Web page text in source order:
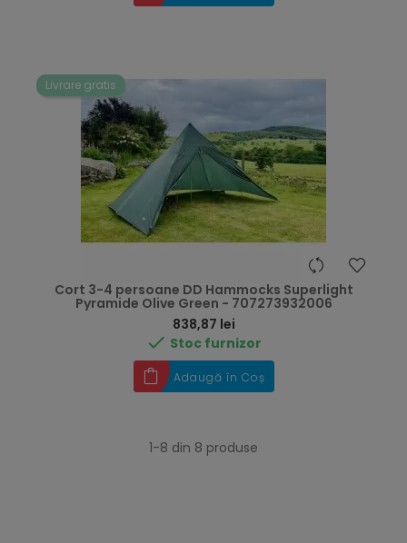
Livrare gratis
Cort 3-4 persoane DD Hammocks Superlight
Pyramide Olive Green - 707273932006
838,87 lei
 Stoc furnizor
Adaugă în Coș
1-8 din 8 produse